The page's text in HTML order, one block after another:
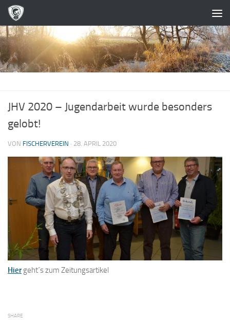
Zum Inhalt springen
JHV 2020 – Jugendarbeit wurde besonders
gelobt!
VON FISCHERVEREIN · 28. APRIL 2020
Hiergeht´s zum Zeitungsartikel
SHARE